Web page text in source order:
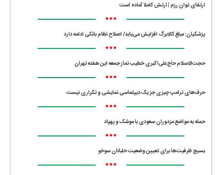
ارتقای توان رزم | ارتش کاملا آماده است
•••
پزشکیان: مبلغ کالابرگ افزایش می‌یابد/ اصلاح نظام بانکی ادامه دارد
•••
حجت‌الاسلام حاج‌علی‌اکبری خطیب نماز جمعه این هفته تهران
•••
حرف‌های ترامپ چیزی جز یک دیپلماسی نمایشی و تکراری نیست
•••
حمله به مواضع مزدوران سعودی با موشک و پهپاد
•••
بسیج ظرفیت‌ها برای تعیین وضعیت خلبانان سوخو
•••